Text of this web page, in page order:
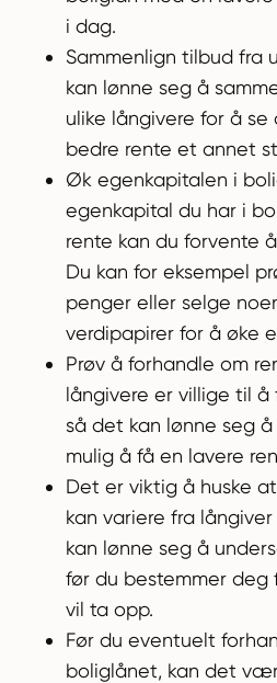
i dag.
Sammenlign tilbud fra
kan lønne seg å
ulike långivere for å se
bedre rente et annet
Øk egenkapitalen i
egenkapital du har i
rente kan du forvente
Du kan for eksempel
penger eller selge
verdipapirer for å øke
Prøv å forhandle om
långivere er villige til å
så det kan lønne seg
mulig å få en lavere
Det er viktig å huske
kan variere fra
kan lønne seg å
før du bestemmer deg
vil ta opp.
Før du eventuelt
boliglånet, kan det